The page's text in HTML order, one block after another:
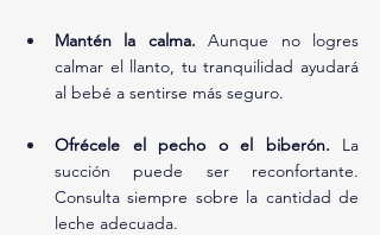
Mantén la calma. Aunque no logres
calmar el llanto, tu tranquilidad ayudará
al bebé a sentirse más seguro.
Ofrécele el pecho o el biberón. La
succión puede ser reconfortante.
Consulta siempre sobre la cantidad de
leche adecuada.